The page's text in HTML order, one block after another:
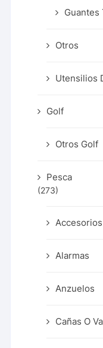
Guantes
Otros
Utensilios
Golf
Otros Golf
Pesca
(273)
Alarmas
Anzuelos
Cañas O